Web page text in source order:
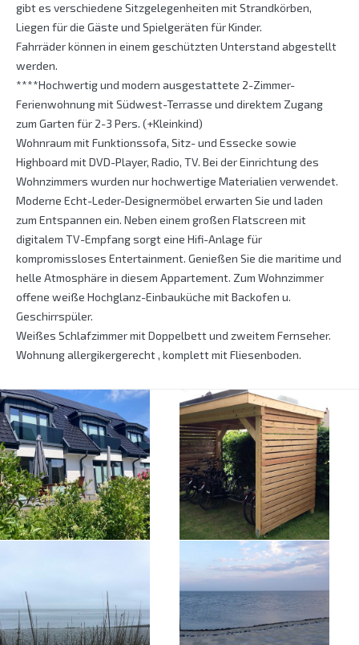
gibt es verschiedene Sitzgelegenheiten mit Strandkörben,
Liegen für die Gäste und Spielgeräten für Kinder.
Fahrräder können in einem geschützten Unterstand abgestellt
werden.
****Hochwertig und modern ausgestattete 2-Zimmer-
Ferienwohnung mit Südwest-Terrasse und direktem Zugang
zum Garten für 2-3 Pers. (+Kleinkind)
Wohnraum mit Funktionssofa, Sitz- und Essecke sowie
Highboard mit DVD-Player, Radio, TV. Bei der Einrichtung des
Wohnzimmers wurden nur hochwertige Materialien verwendet.
Moderne Echt-Leder-Designermöbel erwarten Sie und laden
zum Entspannen ein. Neben einem großen Flatscreen mit
digitalem TV-Empfang sorgt eine Hifi-Anlage für
kompromissloses Entertainment. Genießen Sie die maritime und
helle Atmosphäre in diesem Appartement. Zum Wohnzimmer
offene weiße Hochglanz-Einbauküche mit Backofen u.
Geschirrspüler.
Weißes Schlafzimmer mit Doppelbett und zweitem Fernseher.
Wohnung allergikergerecht , komplett mit Fliesenboden.